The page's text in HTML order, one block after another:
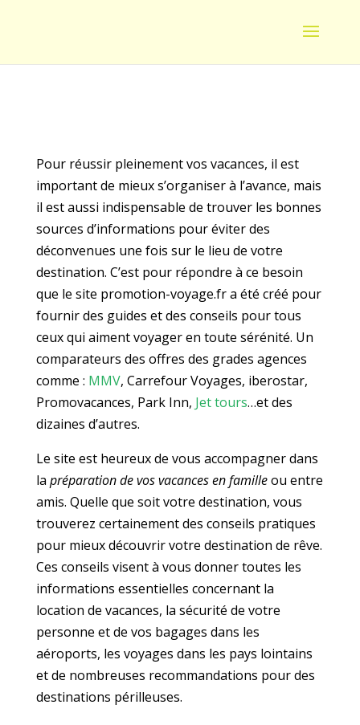
Pour réussir pleinement vos vacances, il est
important de mieux s’organiser à l’avance, mais
il est aussi indispensable de trouver les bonnes
sources d’informations pour éviter des
déconvenues une fois sur le lieu de votre
destination. C’est pour répondre à ce besoin
que le site promotion-voyage.fr a été créé pour
fournir des guides et des conseils pour tous
ceux qui aiment voyager en toute sérénité. Un
comparateurs des offres des grades agences
comme : MMV, Carrefour Voyages, iberostar,
Promovacances, Park Inn, Jet tours…et des
dizaines d’autres.
Le site est heureux de vous accompagner dans
la préparation de vos vacances en familleou entre
amis. Quelle que soit votre destination, vous
trouverez certainement des conseils pratiques
pour mieux découvrir votre destination de rêve.
Ces conseils visent à vous donner toutes les
informations essentielles concernant la
location de vacances, la sécurité de votre
personne et de vos bagages dans les
aéroports, les voyages dans les pays lointains
et de nombreuses recommandations pour des
destinations périlleuses.